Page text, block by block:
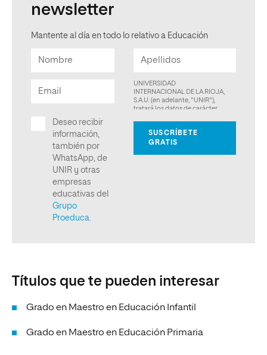
newsletter
Mantente al día en todo lo relativo a Educación
Títulos que te pueden interesar
Grado en Maestro en Educación Infantil
Grado en Maestro en Educación Primaria